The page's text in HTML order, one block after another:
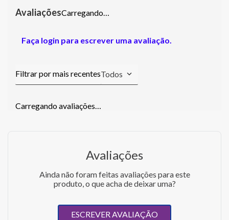
Carregando…
Faça login para escrever uma avaliação.
Todos
Carregando avaliações…
Avaliações
Ainda não foram feitas avaliações para este
produto, o que acha de deixar uma?
ESCREVER AVALIAÇÃO